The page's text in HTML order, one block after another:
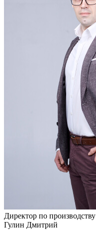
Директор по производству
Гулин Дмитрий